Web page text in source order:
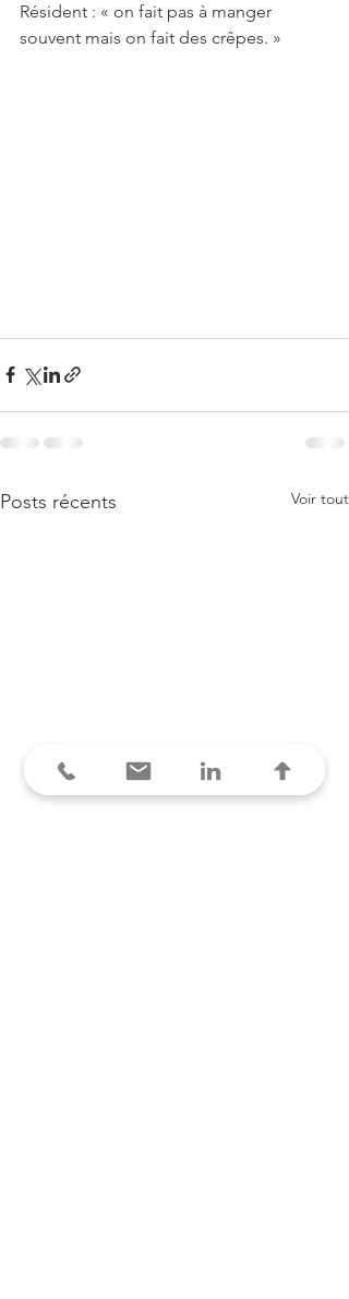
Résident : « on fait pas à manger
souvent mais on fait des crêpes. »
Posts récents Voir tout